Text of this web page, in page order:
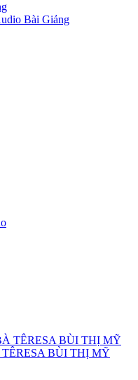
Bài Giảng
BÙI THỊ MỸ